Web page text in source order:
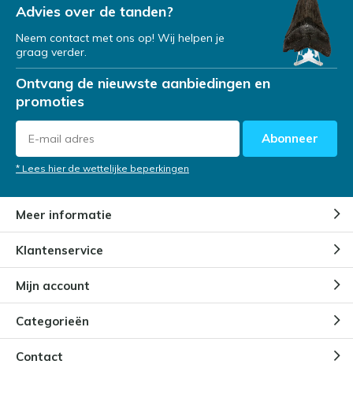
Advies over de tanden?
Neem contact met ons op! Wij helpen je
graag verder.
Ontvang de nieuwste aanbiedingen en
promoties
Abonneer
* Lees hier de wettelijke beperkingen
Meer informatie
Klantenservice
Mijn account
Categorieën
Contact